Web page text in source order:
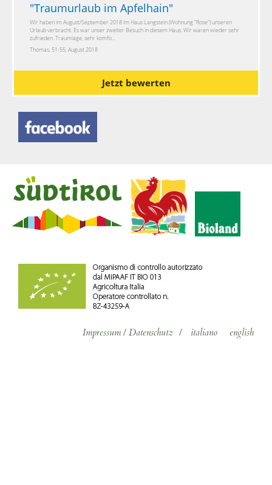
"Traumurlaub im Apfelhain"
Wir haben im August/September 2018 im Haus Langstein (Wohnung "Rose") unseren
Urlaub verbracht. Es war unser zweiter Besuch in diesem Haus. Wir waren wieder sehr
zufrieden. Traumlage, sehr komfo...
Thomas, 51-55, August 2018
Jetzt bewerten
Impressum / Datenschutz / italiano english